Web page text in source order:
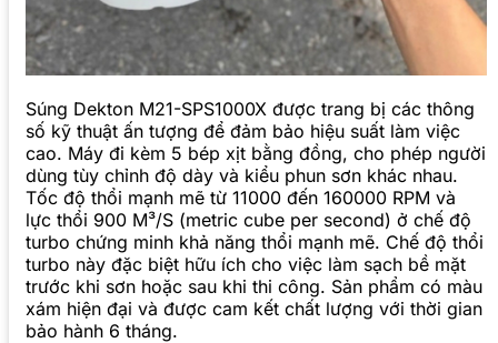
Súng Dekton M21-SPS1000X được trang bị các thông
số kỹ thuật ấn tượng để đảm bảo hiệu suất làm việc
cao. Máy đi kèm 5 bép xịt bằng đồng, cho phép người
dùng tùy chỉnh độ dày và kiểu phun sơn khác nhau.
Tốc độ thổi mạnh mẽ từ 11000 đến 160000 RPM và
lực thổi 900 M³/S (metric cube per second) ở chế độ
turbo chứng minh khả năng thổi mạnh mẽ. Chế độ thổi
turbo này đặc biệt hữu ích cho việc làm sạch bề mặt
trước khi sơn hoặc sau khi thi công. Sản phẩm có màu
xám hiện đại và được cam kết chất lượng với thời gian
bảo hành 6 tháng.